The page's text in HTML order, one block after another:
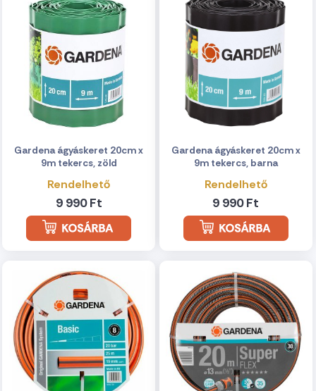
Gardena ágyáskeret 20cm x
9m tekercs, zöld
Rendelhető
9 990 Ft
Gardena ágyáskeret 20cm x
9m tekercs, barna
Rendelhető
9 990 Ft